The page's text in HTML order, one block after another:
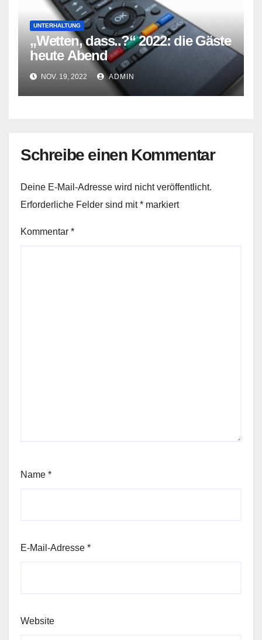
UNTERHALTUNG
„Wetten, dass..?“ 2022: die Gäste
heute Abend
NOV. 19, 2022 ADMIN
Schreibe einen Kommentar
Deine E-Mail-Adresse wird nicht veröffentlicht.
Erforderliche Felder sind mit* markiert
Kommentar *
Name *
E-Mail-Adresse *
Website